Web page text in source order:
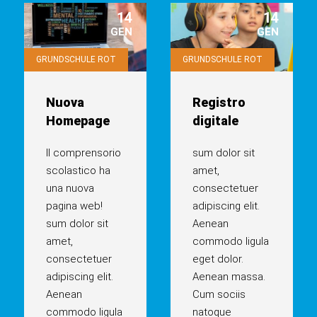
Tag Zeit
14
GEN
GRUNDSCHULE ROT
Nuova
Homepage
Il comprensorio
scolastico ha
una nuova
pagina web!
sum dolor sit
amet,
consectetuer
adipiscing elit.
Aenean
commodo ligula
14
GEN
GRUNDSCHULE ROT
Registro
digitale
sum dolor sit
amet,
consectetuer
adipiscing elit.
Aenean
commodo ligula
eget dolor.
Aenean massa.
Cum sociis
natoque